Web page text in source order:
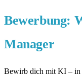
Bewerbung:
Manager
Bewirb dich mit KI – in